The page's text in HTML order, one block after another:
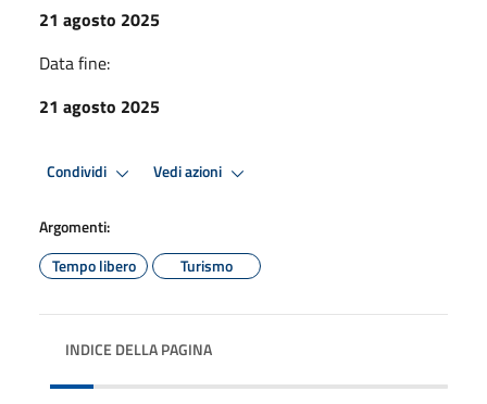
21 agosto 2025
Data fine:
21 agosto 2025
Condividi Vedi azioni
Argomenti:
Tempo libero
Turismo
INDICE DELLA PAGINA